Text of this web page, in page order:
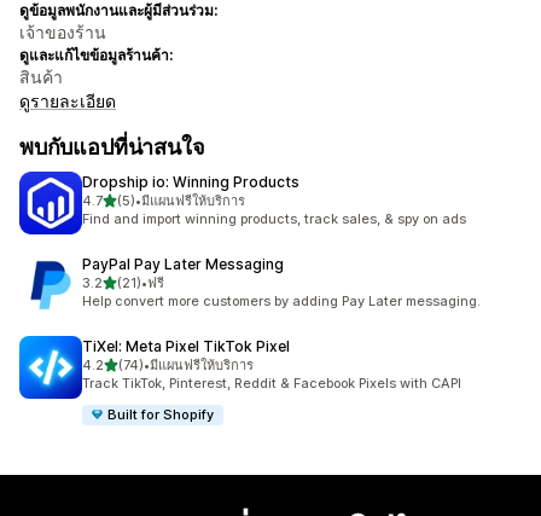
ดูข้อมูลพนักงานและผู้มีส่วนร่วม:
เจ้าของร้าน
ดูและแก้ไขข้อมูลร้านค้า:
สินค้า
ดูรายละเอียด
พบกับแอปที่น่าสนใจ
Dropship io: Winning Products
4.7เต็ม 5 ดาว
(5)
ทั้งหมด 5 รีวิว
•มีแผนฟรีให้บริการ
Find and import winning products, track sales, & spy on ads
PayPal Pay Later Messaging
3.2เต็ม 5 ดาว
(21)
ทั้งหมด 21 รีวิว
•ฟรี
Help convert more customers by adding Pay Later messaging.
TiXel: Meta Pixel TikTok Pixel
4.2เต็ม 5 ดาว
(74)
ทั้งหมด 74 รีวิว
•มีแผนฟรีให้บริการ
Track TikTok, Pinterest, Reddit & Facebook Pixels with CAPI
Built for Shopify